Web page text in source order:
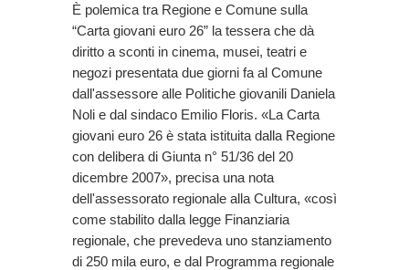
È polemica tra Regione e Comune sulla
“Carta giovani euro 26” la tessera che dà
diritto a sconti in cinema, musei, teatri e
negozi presentata due giorni fa al Comune
dall'assessore alle Politiche giovanili Daniela
Noli e dal sindaco Emilio Floris. «La Carta
giovani euro 26 è stata istituita dalla Regione
con delibera di Giunta n° 51/36 del 20
dicembre 2007», precisa una nota
dell'assessorato regionale alla Cultura, «così
come stabilito dalla legge Finanziaria
regionale, che prevedeva uno stanziamento
di 250 mila euro, e dal Programma regionale